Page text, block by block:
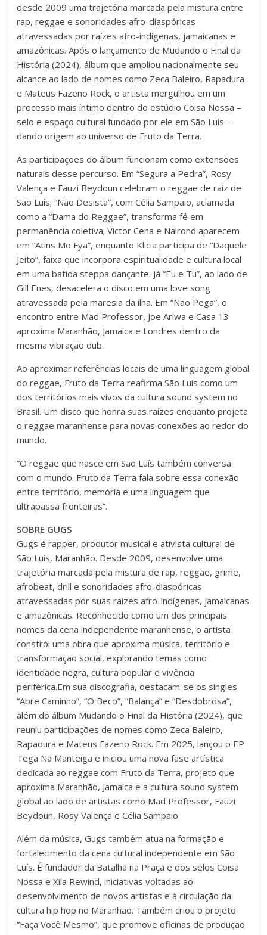
desde 2009 uma trajetória marcada pela mistura entre
rap, reggae e sonoridades afro-diaspóricas
atravessadas por raízes afro-indígenas, jamaicanas e
amazônicas. Após o lançamento de Mudando o Final da
História (2024), álbum que ampliou nacionalmente seu
alcance ao lado de nomes como Zeca Baleiro, Rapadura
e Mateus Fazeno Rock, o artista mergulhou em um
processo mais íntimo dentro do estúdio Coisa Nossa –
selo e espaço cultural fundado por ele em São Luís –
dando origem ao universo de Fruto da Terra.
As participações do álbum funcionam como extensões
naturais desse percurso. Em “Segura a Pedra”, Rosy
Valença e Fauzi Beydoun celebram o reggae de raiz de
São Luís; “Não Desista”, com Célia Sampaio, aclamada
como a “Dama do Reggae”, transforma fé em
permanência coletiva; Victor Cena e Nairond aparecem
em “Atins Mo Fya”, enquanto Klicia participa de “Daquele
Jeito”, faixa que incorpora espiritualidade e cultura local
em uma batida steppa dançante. Já “Eu e Tu”, ao lado de
Gill Enes, desacelera o disco em uma love song
atravessada pela maresia da ilha. Em “Não Pega”, o
encontro entre Mad Professor, Joe Ariwa e Casa 13
aproxima Maranhão, Jamaica e Londres dentro da
mesma vibração dub.
Ao aproximar referências locais de uma linguagem global
do reggae, Fruto da Terra reafirma São Luís como um
dos territórios mais vivos da cultura sound system no
Brasil. Um disco que honra suas raízes enquanto projeta
o reggae maranhense para novas conexões ao redor do
mundo.
“O reggae que nasce em São Luís também conversa
com o mundo. Fruto da Terra fala sobre essa conexão
entre território, memória e uma linguagem que
ultrapassa fronteiras”.
SOBRE GUGS
Gugs é rapper, produtor musical e ativista cultural de
São Luís, Maranhão. Desde 2009, desenvolve uma
trajetória marcada pela mistura de rap, reggae, grime,
afrobeat, drill e sonoridades afro-diaspóricas
atravessadas por suas raízes afro-indígenas, jamaicanas
e amazônicas. Reconhecido como um dos principais
nomes da cena independente maranhense, o artista
constrói uma obra que aproxima música, território e
transformação social, explorando temas como
identidade negra, cultura popular e vivência
periférica.Em sua discografia, destacam-se os singles
“Abre Caminho”, “O Beco”, “Balança” e “Desdobrosa”,
além do álbum Mudando o Final da História (2024), que
reuniu participações de nomes como Zeca Baleiro,
Rapadura e Mateus Fazeno Rock. Em 2025, lançou o EP
Tega Na Manteiga e iniciou uma nova fase artística
dedicada ao reggae com Fruto da Terra, projeto que
aproxima Maranhão, Jamaica e a cultura sound system
global ao lado de artistas como Mad Professor, Fauzi
Beydoun, Rosy Valença e Célia Sampaio.
Além da música, Gugs também atua na formação e
fortalecimento da cena cultural independente em São
Luís. É fundador da Batalha na Praça e dos selos Coisa
Nossa e Xila Rewind, iniciativas voltadas ao
desenvolvimento de novos artistas e à circulação da
cultura hip hop no Maranhão. Também criou o projeto
“Faça Você Mesmo”, que promove oficinas de produção